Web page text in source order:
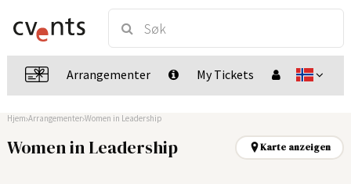
Arrangementer My Tickets
Hjem Arrangementer Women in Leadership
Women in Leadership Karte anzeigen